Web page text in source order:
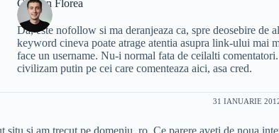
Cristian Florea
Da, este nofollow si ma deranjeaza ca, spre deosebire de
keyword cineva poate atrage atentia asupra link-ului mai
face un username. Nu-i normal fata de ceilalti
civilizam putin pe cei care comenteaza aici, asa cred.
31 IANUARIE
situ si am trecut pe domeniu .ro. Ce parere aveti de noua